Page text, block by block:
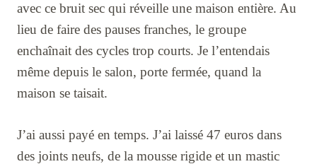
avec ce bruit sec qui réveille une maison entière. Au
lieu de faire des pauses franches, le groupe
enchaînait des cycles trop courts. Je l’entendais
même depuis le salon, porte fermée, quand la
maison se taisait.
J’ai aussi payé en temps. J’ai laissé 47 euros dans
des joints neufs, de la mousse rigide et un mastic